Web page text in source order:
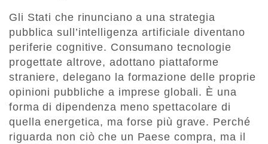
Gli Stati che rinunciano a una strategia
pubblica sull’intelligenza artificiale diventano
periferie cognitive. Consumano tecnologie
progettate altrove, adottano piattaforme
straniere, delegano la formazione delle proprie
opinioni pubbliche a imprese globali. È una
forma di dipendenza meno spettacolare di
quella energetica, ma forse più grave. Perché
riguarda non ciò che un Paese compra, ma il